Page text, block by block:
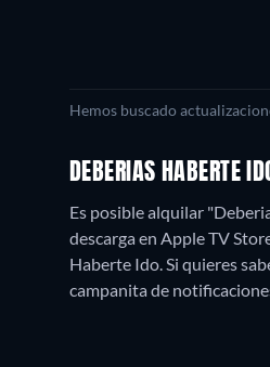
Hemos buscado
DEBERIAS HABERTE
Es posible alquilar
descarga en Apple TV
Haberte Ido. Si quieres
campanita de